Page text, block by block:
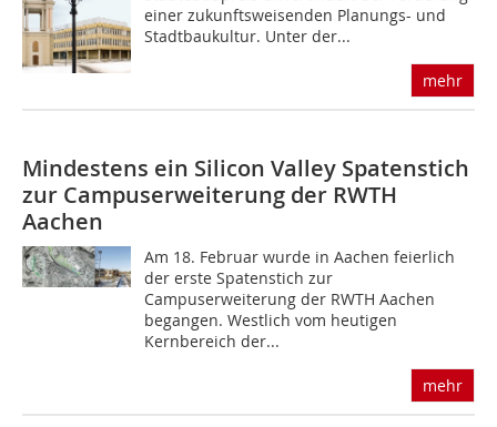
einer zukunftsweisenden Planungs- und
Stadtbaukultur. Unter der...
mehr
Mindestens ein Silicon Valley Spatenstich
zur Campuserweiterung der RWTH
Aachen
Am 18. Februar wurde in Aachen feierlich
der erste Spatenstich zur
Campuserweiterung der RWTH Aachen
begangen. Westlich vom heutigen
Kernbereich der...
mehr